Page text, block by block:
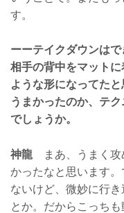
す。
ーーテイクダウンは
相手の背中をマット
ような形になってた
うまかったのか、テ
でしょうか。
神龍 まあ、うまく攻
かったなと思います
ないけど、微妙に行
とか。だからこっち